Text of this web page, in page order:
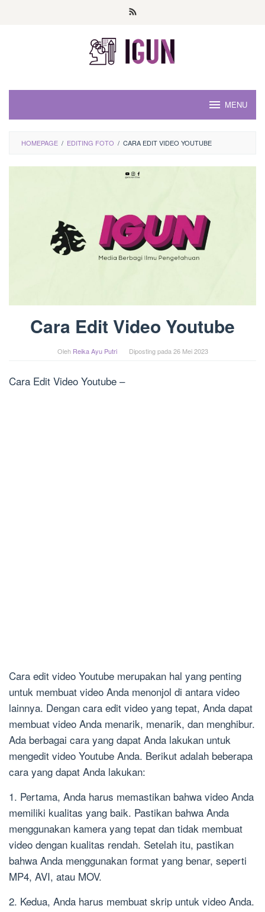
MENU
HOMEPAGE / EDITING FOTO / CARA EDIT VIDEO YOUTUBE
Cara Edit Video Youtube
Oleh Reika Ayu Putri Diposting pada 26 Mei 2023
Cara Edit Video Youtube –
Cara edit video Youtube merupakan hal yang penting
untuk membuat video Anda menonjol di antara video
lainnya. Dengan cara edit video yang tepat, Anda dapat
membuat video Anda menarik, menarik, dan menghibur.
Ada berbagai cara yang dapat Anda lakukan untuk
mengedit video Youtube Anda. Berikut adalah beberapa
cara yang dapat Anda lakukan:
1. Pertama, Anda harus memastikan bahwa video Anda
memiliki kualitas yang baik. Pastikan bahwa Anda
menggunakan kamera yang tepat dan tidak membuat
video dengan kualitas rendah. Setelah itu, pastikan
bahwa Anda menggunakan format yang benar, seperti
MP4, AVI, atau MOV.
2. Kedua, Anda harus membuat skrip untuk video Anda.